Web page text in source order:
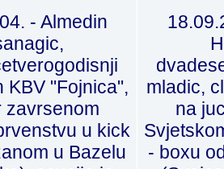
- Almedin
KBV "Fojnica",
zavrsenom
u kick
u Bazelu
mladic,
na
- boxu